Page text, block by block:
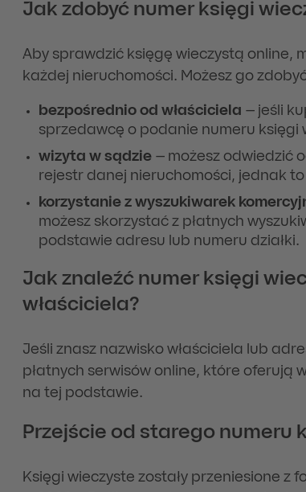
Jak zdobyć numer księgi
Aby sprawdzić księgę wieczystą online,
każdej nieruchomości. Możesz go
bezpośrednio od właściciela – jeśli
sprzedawcę o podanie numeru księgi
wizyta w sądzie– możesz odwiedzić
rejestr danej nieruchomości, jednak to
korzystanie z wyszukiwarek
możesz skorzystać z płatnych
podstawie adresu lub numeru działki.
Jak znaleźć numer księgi
właściciela?
Jeśli znasz nazwisko właściciela lub
płatnych serwisów online, które oferują
na tej podstawie.
Przejście od starego numeru
Księgi wieczyste zostały przeniesione z